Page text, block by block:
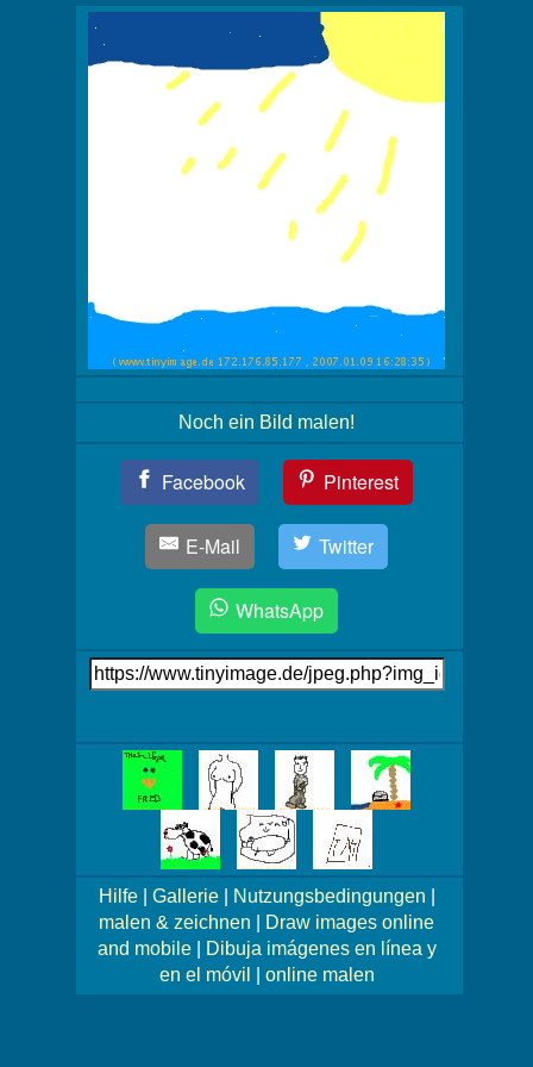
Noch ein Bild malen!
Facebook Pinterest
E-Mail Twitter
WhatsApp
Link
auf's
Mehr
Bilder!
Hilfe| Gallerie| Nutzungsbedingungen
malen & zeichnen
Draw images online
and mobile|
Dibuja imágenes en línea y
en el móvil
online malen